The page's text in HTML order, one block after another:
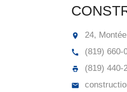
24,
(819) 660-
(819) 440-